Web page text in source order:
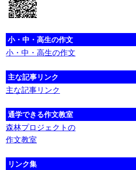
小・中・高生の作文
小・中・高生の作文
主な記事リンク
主な記事リンク
通学できる作文教室
森林プロジェクトの
作文教室
リンク集